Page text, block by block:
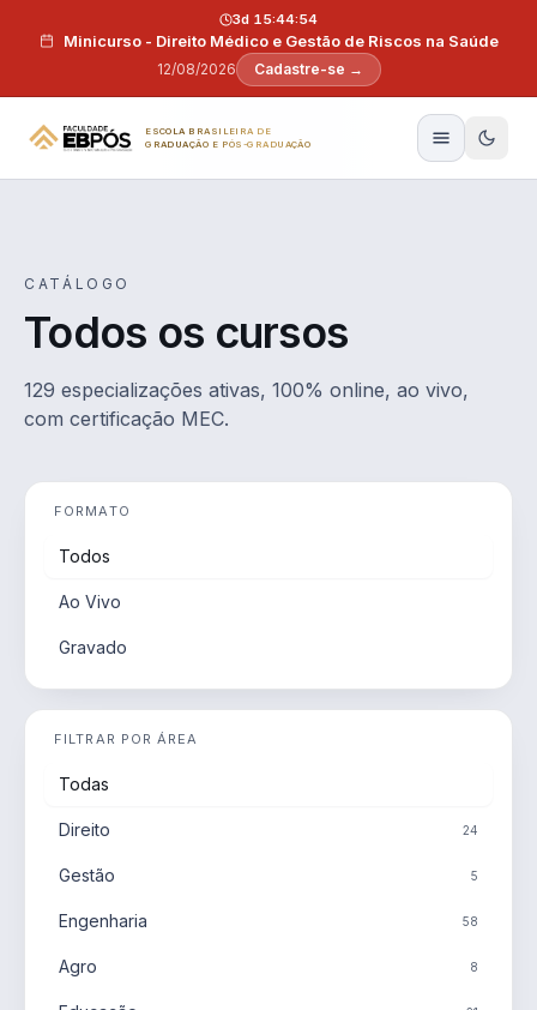
Minicurso - Direito Médico e Gestão de Riscos na Saúde
12/08/2026
3d 15:44:53
Cadastre-se →
ESCOLA BRASILEIRA DE
GRADUAÇÃO E PÓS-GRADUAÇÃO
CATÁLOGO
Todos os cursos
129 especializações ativas, 100% online, ao vivo,
com certificação MEC.
FORMATO
Todos
Ao Vivo
Gravado
FILTRAR POR ÁREA
Todas
Direito 24
Gestão 5
Engenharia 58
Agro 8